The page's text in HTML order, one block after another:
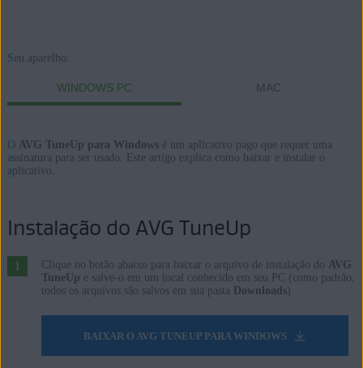
Produtos:
AVG TuneUp 24.x para Windows
AVG TuneUp Premium 2.x para Mac
Sistemas operacionais:
Microsoft Windows 11 Home / Pro / Enterprise / Education
Microsoft Windows 8.1 / Pro / Enterprise - 32 / 64-bit
Microsoft Windows 7 Home Basic / Home Premium / Professional /
Enterprise / Ultimate - Service Pack 1, 32 / 64-bit
Apple macOS 14.x (Sonoma)
Apple macOS 13.x (Ventura)
Seu aparelho:
WINDOWS PC MAC
O AVG TuneUp para Windowsé um aplicativo pago que requer uma
assinatura para ser usado. Este artigo explica como baixar e instalar o
aplicativo.
Instalação do AVG TuneUp
Clique no botão abaixo para baixar o arquivo de instalação do AVG
TuneUp e salve-o em um local conhecido em seu PC (como padrão,
todos os arquivos são salvos em sua pasta Downloads).
BAIXAR O AVG TUNEUP PARA WINDOWS